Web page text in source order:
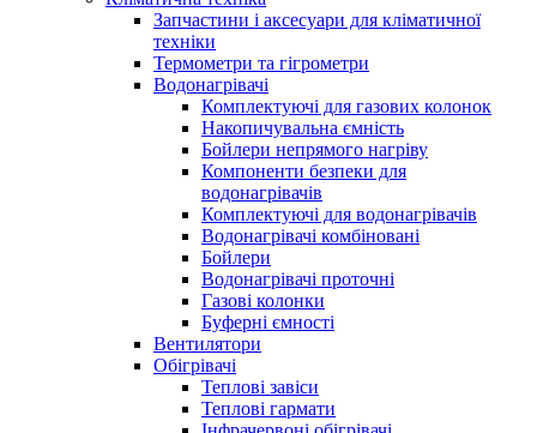
Запчастини і аксесуари для кліматичної
техніки
Термометри та гігрометри
Водонагрівачі
Комплектуючі для газових колонок
Накопичувальна ємність
Бойлери непрямого нагріву
Компоненти безпеки для
водонагрівачів
Комплектуючі для водонагрівачів
Водонагрівачі комбіновані
Бойлери
Водонагрівачі проточні
Газові колонки
Буферні ємності
Вентилятори
Обігрівачі
Теплові завіси
Теплові гармати